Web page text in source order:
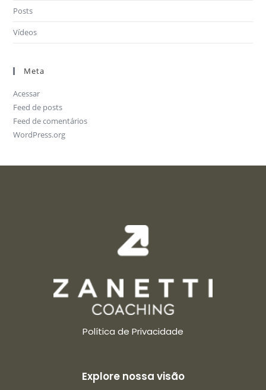
Posts
Vídeos
Meta
Acessar
Feed de posts
Feed de comentários
WordPress.org
Política de Privacidade
Explore nossa visão